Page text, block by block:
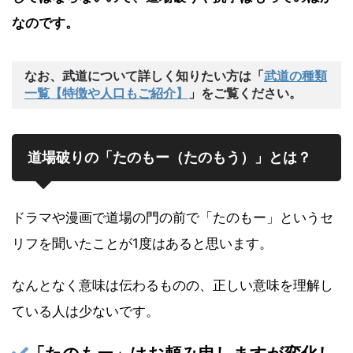
なのです。
なお、武道について詳しく知りたい方は「武道の種類
一覧【特徴や人口もご紹介】
」をご覧ください。
道場破りの「たのもー（たのもう）」とは？
ドラマや漫画で道場の門の前で「たのもー」というセ
リフを聞いたことが1度はあると思います。
なんとなく意味は伝わるものの、正しい意味を理解し
ている人は少ないです。